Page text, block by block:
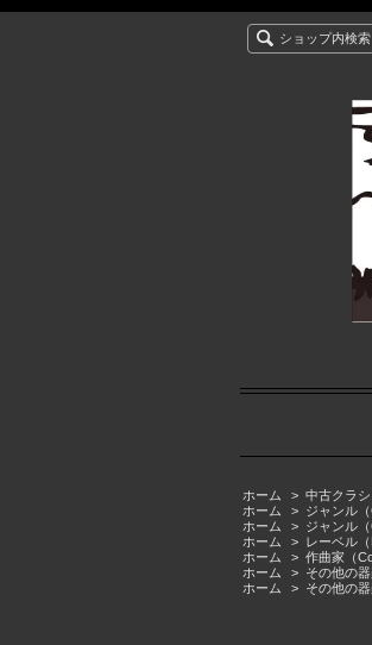
ショップ内検索
ホーム > 中古クラ
ホーム
> ジャンル（
ホーム
> ジャンル（
ホーム
> レーベル（
ホーム
> 作曲家（
ホーム
> その他の
ホーム
> その他の